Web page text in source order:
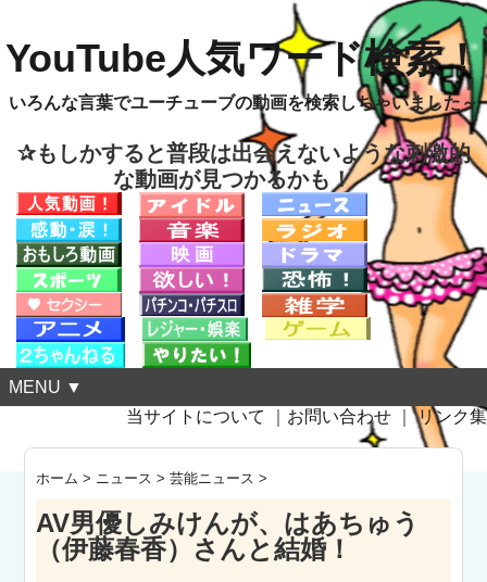
YouTube人気ワード検索！
いろんな言葉でユーチューブの動画を検索しちゃいました～
✰もしかすると普段は出会えないような刺激的
な動画が見つかるかも！
MENU ▼
当サイトについて
お問い合わせ ｜リンク集
ホーム > ニュース >芸能ニュース >
AV男優しみけんが、はあちゅう
（伊藤春香）さんと結婚！